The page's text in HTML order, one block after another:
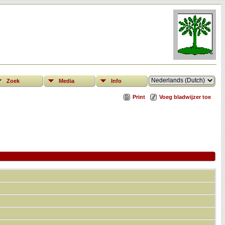
Zoek Media Info
Print Voeg bladwijzer toe